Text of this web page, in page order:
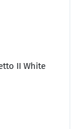
II White